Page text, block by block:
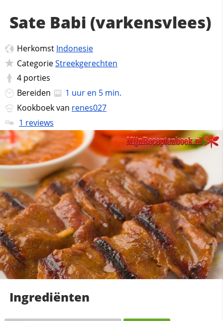
Sate Babi (varkensvlees)
Herkomst Indonesie
CategorieStreekgerechten
4 porties
Bereiden
1 uur en 5 min.
Kookboek van renes027
1 reviews
Ingrediënten